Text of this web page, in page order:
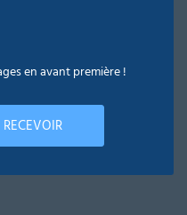
en avant première !
RECEVOIR